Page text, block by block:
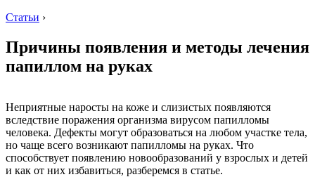
Статьи ›
Причины появления и методы лечения
папиллом на руках
Неприятные наросты на коже и слизистых появляются
вследствие поражения организма вирусом папилломы
человека. Дефекты могут образоваться на любом участке тела,
но чаще всего возникают папилломы на руках. Что
способствует появлению новообразований у взрослых и детей
и как от них избавиться, разберемся в статье.